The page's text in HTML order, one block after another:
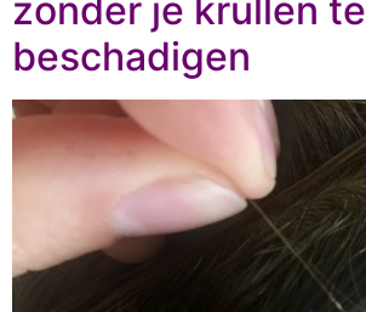
zonder je krullen te
beschadigen